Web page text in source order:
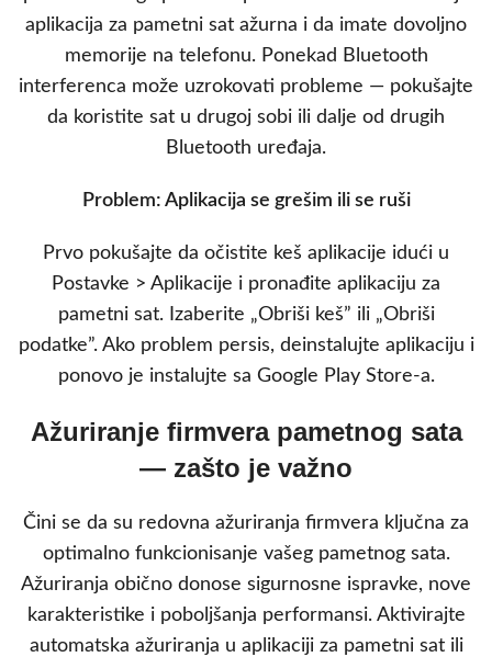
aplikacija za pametni sat ažurna i da imate dovoljno
memorije na telefonu. Ponekad Bluetooth
interferenca može uzrokovati probleme — pokušajte
da koristite sat u drugoj sobi ili dalje od drugih
Bluetooth uređaja.
Problem: Aplikacija se grešim ili se ruši
Prvo pokušajte da očistite keš aplikacije idući u
Postavke > Aplikacije i pronađite aplikaciju za
pametni sat. Izaberite „Obriši keš” ili „Obriši
podatke”. Ako problem persis, deinstalujte aplikaciju i
ponovo je instalujte sa Google Play Store-a.
Ažuriranje firmvera pametnog sata
— zašto je važno
Čini se da su redovna ažuriranja firmvera ključna za
optimalno funkcionisanje vašeg pametnog sata.
Ažuriranja obično donose sigurnosne ispravke, nove
karakteristike i poboljšanja performansi. Aktivirajte
automatska ažuriranja u aplikaciji za pametni sat ili